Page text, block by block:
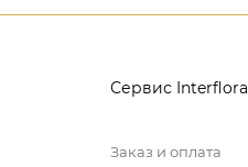
Сервис Interflora
Заказ и оплата